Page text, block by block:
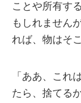
ことや所有す
もしれません
れば、物はそ
「ああ、これ
たら、捨てる